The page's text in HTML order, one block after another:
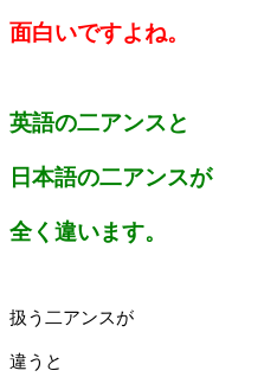
面白いですよね。
英語の二アンスと
日本語の二アンスが
全く違います。
扱う二アンスが
違うと